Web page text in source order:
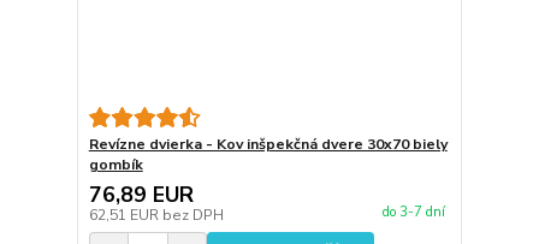
Revízne dvierka - Kov inšpekčná dvere 30x70 biely
gombík
76,89 EUR
62,51 EUR bez DPH do 3-7 dní